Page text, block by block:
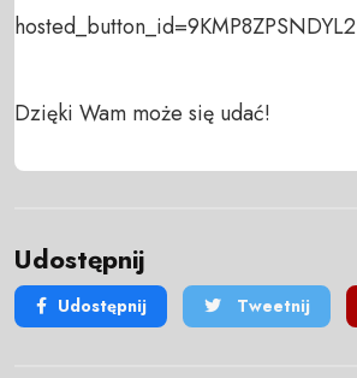
hosted_button_id=9KMP8ZPSNDYL2
Dzięki Wam może się udać!
Udostępnij
Udostępnij Tweetnij